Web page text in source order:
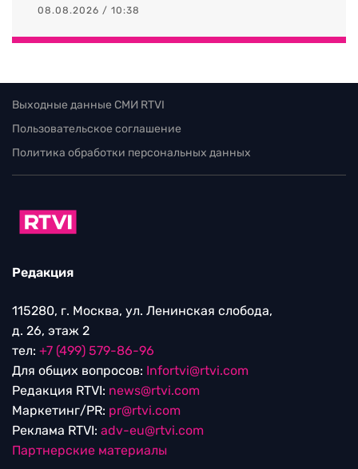
08.08.2026 / 10:38
Выходные данные СМИ RTVI
Пользовательское соглашение
Политика обработки персональных данных
Редакция
115280, г. Москва, ул. Ленинская слобода,
д. 26, этаж 2
тел: +7 (499) 579-86-96
Для общих вопросов: Infortvi@rtvi.com
Редакция RTVI: news@rtvi.com
Маркетинг/PR: pr@rtvi.com
Реклама RTVI: adv-eu@rtvi.com
Партнерские материалы